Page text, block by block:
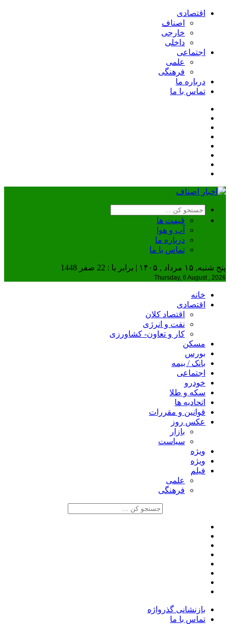
اقتصادی
اصناف
خارجی
داخلی
اجتماعی
علمی
فرهنگی
درباره ما
تماس با ما
قیمت ها
آب و هوا
درباره ما
تماس با ما
پنج شنبه, ۱۵ مرداد , ۱۴۰۵ | برابر با : 22 صفر 1448
Thursday, 6 August , 2026
خانه
اقتصادی
اقتصاد کلان
نفت و انرژی
کار و تعاون- کشاورزی
مسکن
بورس
بانک / بیمه
اجتماعی
خودرو
سکه و طلا
اتحادیه ها
قوانین و مقررات
عکس روز
بازار
سیاست
ویژه
ویژه
فیلم
علمی
فرهنگی
بازنشانی گذرواژه
تماس با ما